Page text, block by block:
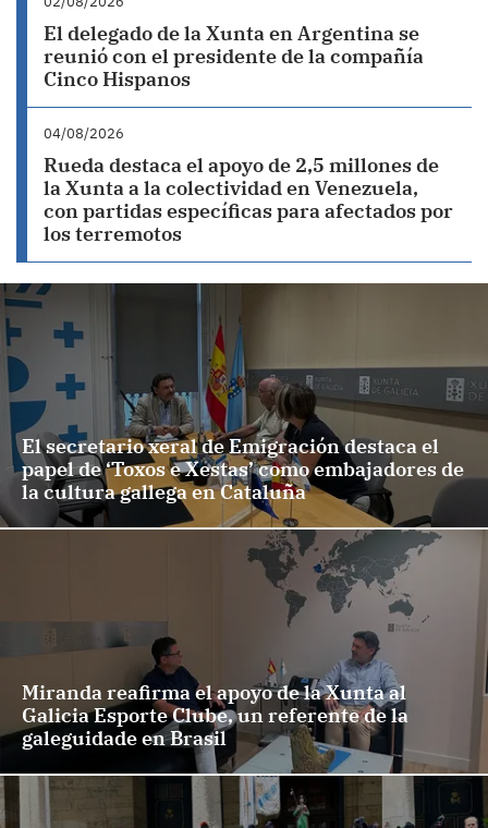
El delegado de la Xunta en Argentina se
reunió con el presidente de la compañía
Cinco Hispanos
04/08/2026
Rueda destaca el apoyo de 2,5 millones de
la Xunta a la colectividad en Venezuela,
con partidas específicas para afectados por
los terremotos
El secretario xeral de Emigración destaca el
papel de ‘Toxos e Xestas’ como embajadores de
la cultura gallega en Cataluña
Miranda reafirma el apoyo de la Xunta al
Galicia Esporte Clube, un referente de la
galeguidade en Brasil